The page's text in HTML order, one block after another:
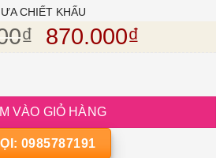
CHIẾT KHẤU
₫ Giá gốc là:
870.000₫
V Negroamaro Salento số
VÀO GIỎ HÀNG
0985787191